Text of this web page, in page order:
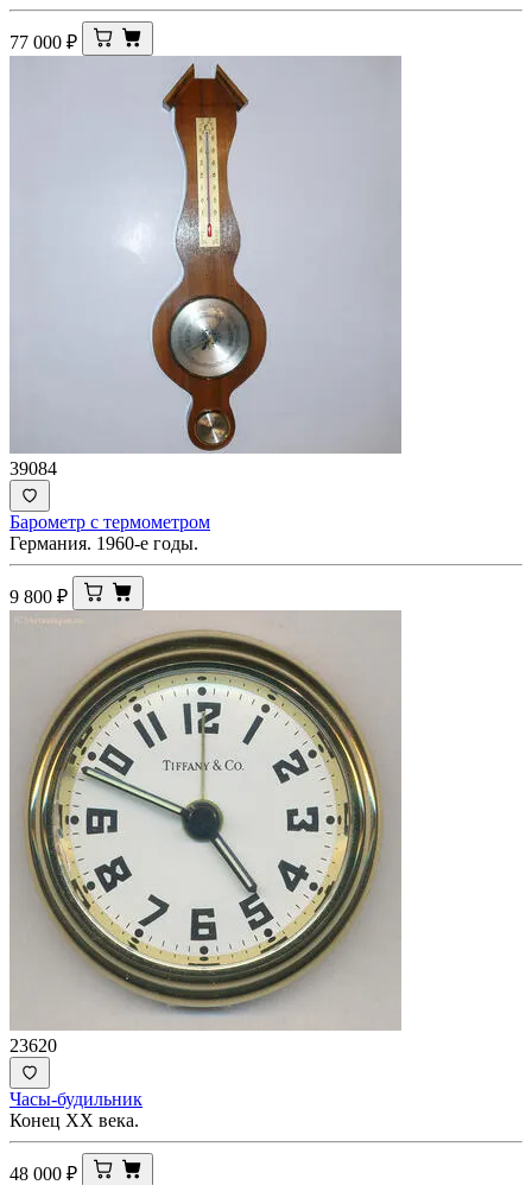
77 000 ₽
39084
Барометр с термометром
Германия. 1960-е годы.
9 800 ₽
23620
Часы-будильник
Конец ХХ века.
48 000 ₽